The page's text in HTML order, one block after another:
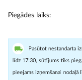
Piegādes laiks
Pasūtot nestandarta
līdz 17:30, sūtījums tiks
pieejams izņemšanai